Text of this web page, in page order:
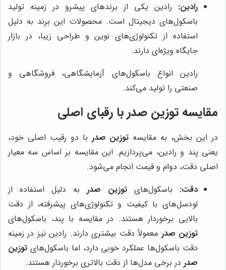
رادین: رادین یکی از برندهای پیشرو در زمینه تولید
باسکول‌های دیجیتال است. محصولات این برند به دلیل
استفاده از تکنولوژی‌های نوین و طراحی زیبا، در بازار
جایگاه ویژه‌ای دارند.
رادین انواع باسکول‌های آزمایشگاهی، فروشگاهی و
صنعتی را تولید می‌کند.
مقایسه توزین صدربا رقبای اصلی
در این بخش، به مقایسه توزین صدر با دو رقیب اصلی خود،
یعنی پند و رادین، می‌پردازیم. این مقایسه بر اساس سه معیار
اصلی دقت، دوام و قیمت انجام می‌شود.
دقت: باسکول‌های توزین صدر به دلیل استفاده از
لودسل‌های با کیفیت و تکنولوژی‌های پیشرفته، از دقت
بالایی برخوردار هستند. در مقایسه با پند، باسکول‌های
توزین صدر معمولاً دقت بیشتری دارند. رادین نیز در زمینه
دقت باسکول‌ها عملکرد خوبی دارد، اما باسکول‌های توزین
صدر در برخی مدل‌ها از دقت بالاتری برخوردار هستند.